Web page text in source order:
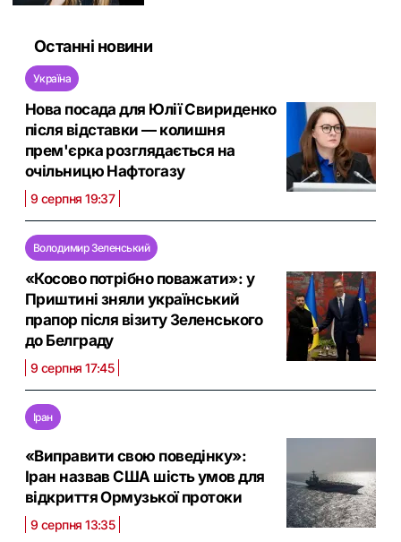
Останні новини
Україна
Нова посада для Юлії Свириденко
після відставки — колишня
прем'єрка розглядається на
очільницю Нафтогазу
9 серпня 19:37
Володимир Зеленський
«Косово потрібно поважати»: у
Приштині зняли український
прапор після візиту Зеленського
до Белграду
9 серпня 17:45
Іран
«Виправити свою поведінку»:
Іран назвав США шість умов для
відкриття Ормузької протоки
9 серпня 13:35